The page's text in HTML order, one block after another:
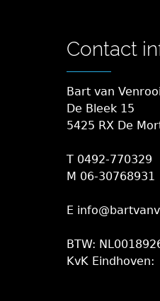
Contact
Bart van
De Bleek 15
5425 RX De
T 0492-770329
M 06-30768931
E
BTW:
KvK Eindhoven: